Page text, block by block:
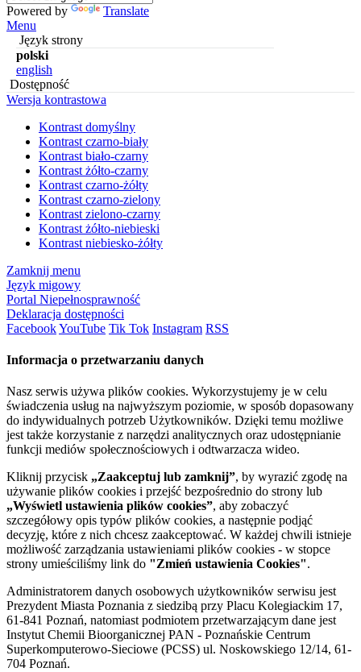
Powered by
Translate
Menu
Język strony
polski
english
Dostępność
Wersja kontrastowa
Kontrast domyślny
Kontrast czarno-biały
Kontrast biało-czarny
Kontrast żółto-czarny
Kontrast czarno-żółty
Kontrast czarno-zielony
Kontrast zielono-czarny
Kontrast żółto-niebieski
Kontrast niebiesko-żółty
Zamknij menu
Język migowy
Portal Niepełnosprawność
Deklaracja dostępności
FacebookYouTube Tik Tok Instagram RSS
Informacja o przetwarzaniu danych
Nasz serwis używa plików cookies. Wykorzystujemy je w celu
świadczenia usług na najwyższym poziomie, w sposób dopasowany
do indywidualnych potrzeb Użytkowników. Dzięki temu możliwe
jest także korzystanie z narzędzi analitycznych oraz udostępnianie
funkcji mediów społecznościowych i odtwarzacza wideo.
Kliknij przycisk „Zaakceptuj lub zamknij”, by wyrazić zgodę na
używanie plików cookies i przejść bezpośrednio do strony lub
„Wyświetl ustawienia plików cookies”, aby zobaczyć
szczegółowy opis typów plików cookies, a następnie podjąć
decyzję, które z nich chcesz zaakceptować. W każdej chwili istnieje
możliwość zarządzania ustawieniami plików cookies - w stopce
strony umieściliśmy link do "Zmień ustawienia Cookies".
Administratorem danych osobowych użytkowników serwisu jest
Prezydent Miasta Poznania z siedzibą przy Placu Kolegiackim 17,
61-841 Poznań, natomiast podmiotem przetwarzającym dane jest
Instytut Chemii Bioorganicznej PAN - Poznańskie Centrum
Superkomputerowo-Sieciowe (PCSS) ul. Noskowskiego 12/14, 61-
704 Poznań.